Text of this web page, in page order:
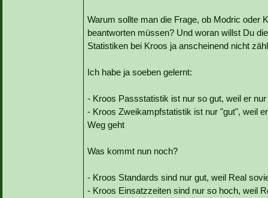
Warum sollte man die Frage, ob Modric oder
beantworten müssen? Und woran willst Du
Statistiken bei Kroos ja anscheinend nicht
Ich habe ja soeben gelernt:
- Kroos Passstatistik ist nur so gut, weil er
- Kroos Zweikampfstatistik ist nur "gut", weil
Weg geht
Was kommt nun noch?
- Kroos Standards sind nur gut, weil Real
- Kroos Einsatzzeiten sind nur so hoch, weil